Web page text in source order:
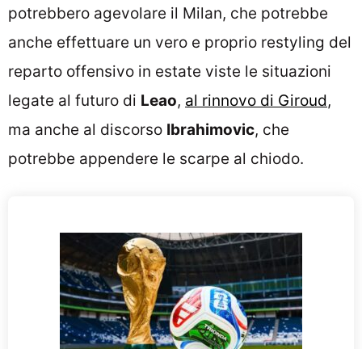
potrebbero agevolare il Milan, che potrebbe
anche effettuare un vero e proprio restyling del
reparto offensivo in estate viste le situazioni
legate al futuro di Leao, al rinnovo di Giroud,
ma anche al discorso Ibrahimovic, che
potrebbe appendere le scarpe al chiodo.